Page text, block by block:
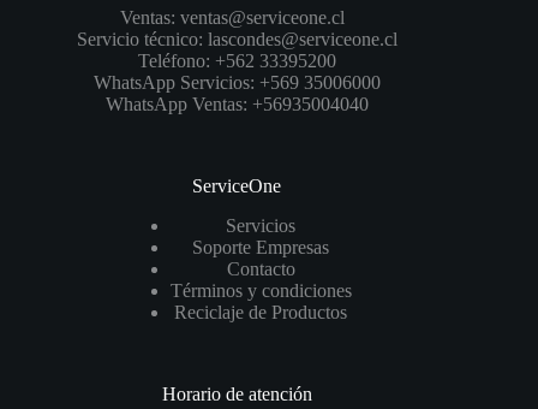
Ventas: ventas@serviceone.cl
Servicio técnico: lascondes@serviceone.cl
Teléfono: +562 33395200
WhatsApp Servicios: +569 35006000
WhatsApp Ventas: +56935004040
ServiceOne
Servicios
Soporte Empresas
Contacto
Términos y condiciones
Reciclaje de Productos
Horario de atención